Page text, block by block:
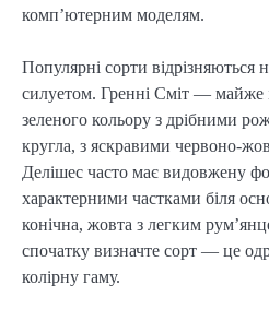
комп’ютерним моделям.
Популярні сорти відрізняються
силуетом. Гренні Сміт — майже
зеленого кольору з дрібними
кругла, з яскравими червоно-
Делішес часто має видовжену
характерними частками біля
конічна, жовта з легким
спочатку визначте сорт — це
колірну гаму.